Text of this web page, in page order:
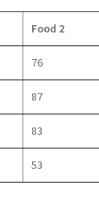
Food 2
76
87
83
53